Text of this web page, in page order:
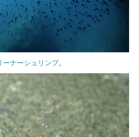
ーナーシュリンプ。